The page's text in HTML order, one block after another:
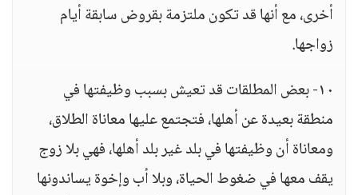
أخرى، مع أنها قد تكون ملتزمة بقروض سابقة أيام
زواجها.
١٠- بعض المطلقات قد تعيش بسبب وظيفتها في
منطقة بعيدة عن أهلها، فتجتمع عليها معاناة الطلاق،
ومعاناة أن وظيفتها في بلد غير بلد أهلها، فهي بلا زوج
يقف معها في ضغوط الحياة، وبلا أب وإخوة يساندونها